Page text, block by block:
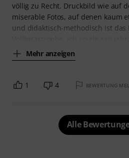
völlig zu Recht. Druckbild wie auf
miserable Fotos, auf denen kaum
und didaktisch-methodisch ist das
Mehr anzeigen
1 4 BEWERTUNG
Alle